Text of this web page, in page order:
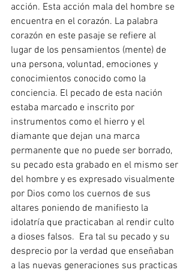
acción. Esta acción mala del hombre se
encuentra en el corazón. La palabra
corazón en este pasaje se refiere al
lugar de los pensamientos (mente) de
una persona, voluntad, emociones y
conocimientos conocido como la
conciencia. El pecado de esta nación
estaba marcado e inscrito por
instrumentos como el hierro y el
diamante que dejan una marca
permanente que no puede ser borrado,
su pecado esta grabado en el mismo ser
del hombre y es expresado visualmente
por Dios como los cuernos de sus
altares poniendo de manifiesto la
idolatría que practicaban al rendir culto
a dioses falsos.  Era tal su pecado y su
desprecio por la verdad que enseñaban
a las nuevas generaciones sus practicas